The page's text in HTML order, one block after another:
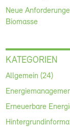
Neue
Biomasse
KATEGORIEN
Allgemein (24)
Erneuerbare